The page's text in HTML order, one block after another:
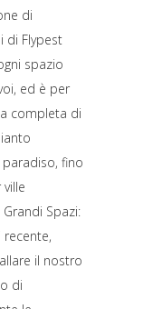
di
di Flypest
spazio
ed è per
completa di
fino
Spazi:
recente,
il nostro
di